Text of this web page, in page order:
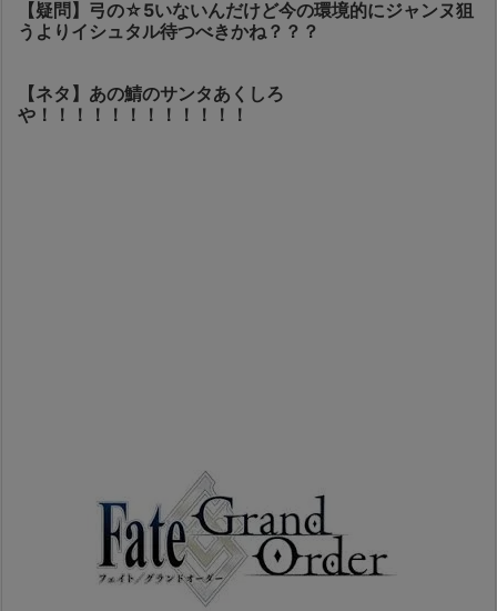
【疑問】弓の☆5いないんだけど今の環境的にジャンヌ狙
うよりイシュタル待つべきかね？？？
【ネタ】あの鯖のサンタあくしろ
や！！！！！！！！！！！！